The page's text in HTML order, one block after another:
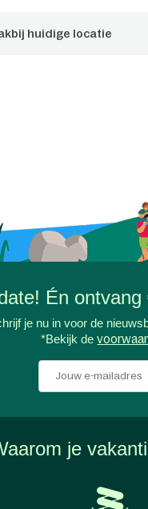
huidige locatie
Én
je nu in voor de
*Bekijk de
je